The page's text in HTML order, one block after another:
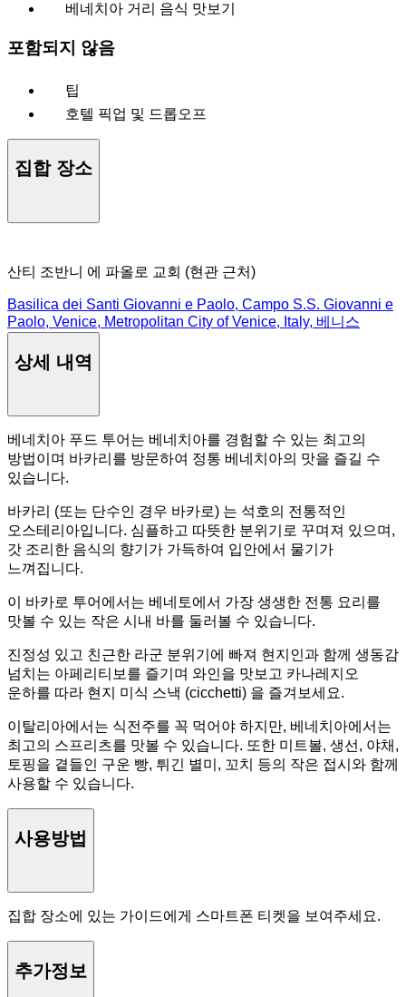
베네치아 거리 음식 맛보기
포함되지 않음
팁
호텔 픽업 및 드롭오프
집합 장소
산티 조반니 에 파올로 교회 (현관 근처)​
Basilica dei Santi Giovanni e Paolo, Campo S.S. Giovanni e
Paolo, Venice, Metropolitan City of Venice, Italy, 베니스
상세 내역
베네치아 푸드 투어는 베네치아를 경험할 수 있는 최고의
방법이며 바카리를 방문하여 정통 베네치아의 맛을 즐길 수
있습니다.
바카리 (또는 단수인 경우 바카로) 는 석호의 전통적인
오스테리아입니다. 심플하고 따뜻한 분위기로 꾸며져 있으며,
갓 조리한 음식의 향기가 가득하여 입안에서 물기가
느껴집니다.
이 바카로 투어에서는 베네토에서 가장 생생한 전통 요리를
맛볼 수 있는 작은 시내 바를 둘러볼 수 있습니다.
진정성 있고 친근한 라군 분위기에 빠져 현지인과 함께 생동감
넘치는 아페리티보를 즐기며 와인을 맛보고 카나레지오
운하를 따라 현지 미식 스낵 (cicchetti) 을 즐겨보세요.
이탈리아에서는 식전주를 꼭 먹어야 하지만, 베네치아에서는
최고의 스프리츠를 맛볼 수 있습니다. 또한 미트볼, 생선, 야채,
토핑을 곁들인 구운 빵, 튀긴 별미, 꼬치 등의 작은 접시와 함께
사용할 수 있습니다.
사용방법
집합 장소에 있는 가이드에게 스마트폰 티켓을 보여주세요.
추가정보